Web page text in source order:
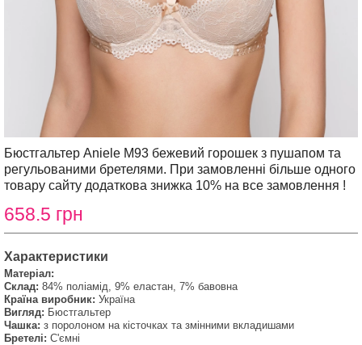
Бюстгальтер Aniele М93 бежевий горошек з пушапом та
регульованими бретелями. При замовленні більше одного
товару сайту додаткова знижка 10% на все замовлення !
658.5 грн
Характеристики
Матеріал:
Склад: 84% поліамід, 9% еластан, 7% бавовна
Країна виробник: Україна
Вигляд: Бюстгальтер
Чашка: з поролоном на кісточках та змінними вкладишами
Бретелі: С'ємні